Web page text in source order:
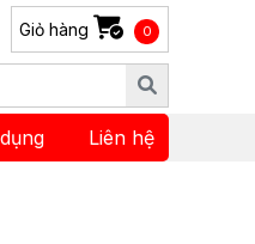
Giỏ hàng 0
Liên hệ